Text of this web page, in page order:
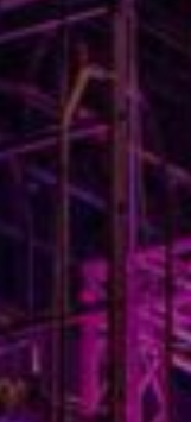
Universidad de los Andes |
jurídica: Resolución 28 del 23 de
Teléfono
[+57] (601) 339 4949